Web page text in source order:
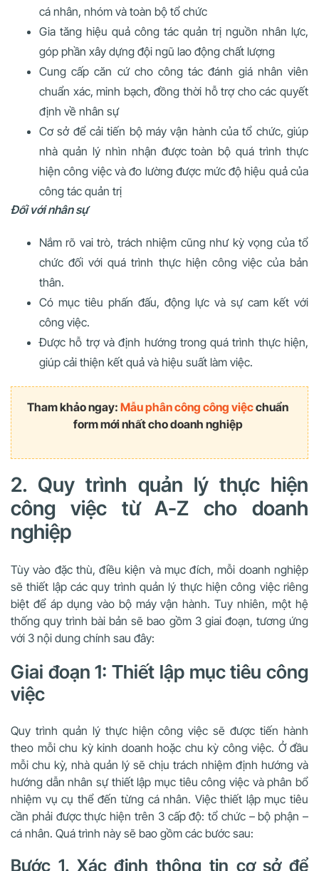
cá nhân, nhóm và toàn bộ tổ chức
Gia tăng hiệu quả công tác quản trị nguồn nhân lực,
góp phần xây dựng đội ngũ lao động chất lượng
Cung cấp căn cứ cho công tác đánh giá nhân viên
chuẩn xác, minh bạch, đồng thời hỗ trợ cho các quyết
định về nhân sự
Cơ sở để cải tiến bộ máy vận hành của tổ chức, giúp
nhà quản lý nhìn nhận được toàn bộ quá trình thực
hiện công việc và đo lường được mức độ hiệu quả của
công tác quản trị
Đối với nhân sự
Nắm rõ vai trò, trách nhiệm cũng như kỳ vọng của tổ
chức đối với quá trình thực hiện công việc của bản
thân.
Có mục tiêu phấn đấu, động lực và sự cam kết với
công việc.
Được hỗ trợ và định hướng trong quá trình thực hiện,
giúp cải thiện kết quả và hiệu suất làm việc.
Tham khảo ngay: Mẫu phân công công việcchuẩn
form mới nhất cho doanh nghiệp
2. Quy trình quản lý thực hiện
công việc từ A-Z cho doanh
nghiệp
Tùy vào đặc thù, điều kiện và mục đích, mỗi doanh nghiệp
sẽ thiết lập các quy trình quản lý thực hiện công việc riêng
biệt để áp dụng vào bộ máy vận hành. Tuy nhiên, một hệ
thống quy trình bài bản sẽ bao gồm 3 giai đoạn, tương ứng
với 3 nội dung chính sau đây:
Giai đoạn 1: Thiết lập mục tiêu công
việc
Quy trình quản lý thực hiện công việc sẽ được tiến hành
theo mỗi chu kỳ kinh doanh hoặc chu kỳ công việc. Ở đầu
mỗi chu kỳ, nhà quản lý sẽ chịu trách nhiệm định hướng và
hướng dẫn nhân sự thiết lập mục tiêu công việc và phân bổ
nhiệm vụ cụ thể đến từng cá nhân. Việc thiết lập mục tiêu
cần phải được thực hiện trên 3 cấp độ: tổ chức – bộ phận –
cá nhân. Quá trình này sẽ bao gồm các bước sau:
Bước 1. Xác định thông tin cơ sở để